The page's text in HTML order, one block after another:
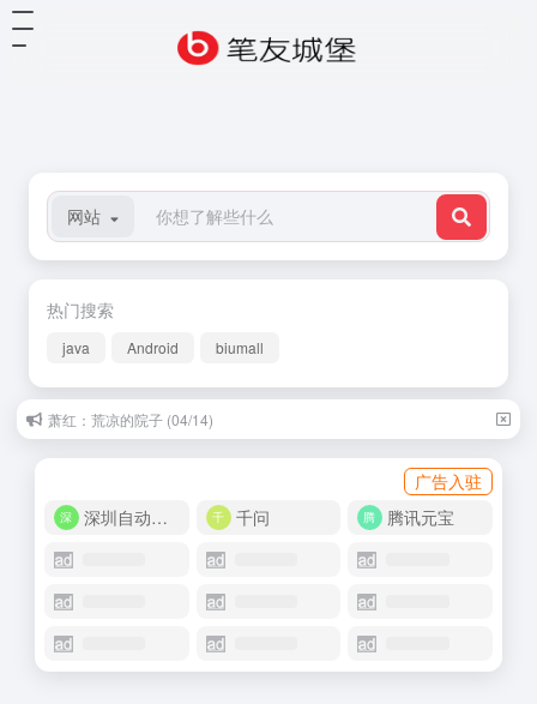
网站
热门搜索
java Android biumall
萧红：荒凉的院子 (04/14)
广告入驻
深圳自动化商城
千问 腾讯元宝